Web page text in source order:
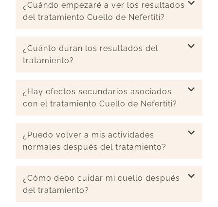
¿Cuándo empezaré a ver los resultados
del tratamiento Cuello de Nefertiti?
¿Cuánto duran los resultados del
tratamiento?
¿Hay efectos secundarios asociados
con el tratamiento Cuello de Nefertiti?
¿Puedo volver a mis actividades
normales después del tratamiento?
¿Cómo debo cuidar mi cuello después
del tratamiento?